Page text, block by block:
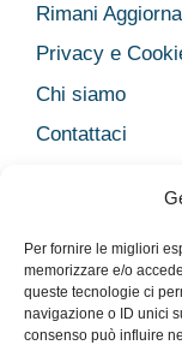
Per fornire le migliori
memorizzare e/o
queste tecnologie ci
navigazione o ID unici
consenso può influire
Rimani
Privacy e
Chi siamo
Contattaci
Cookie Policy
Disclaimer